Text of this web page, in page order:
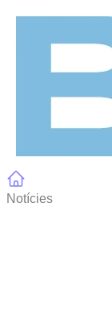
Notícies